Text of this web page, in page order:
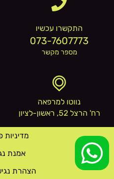
התקשרו עכשיו
073-7607773
מספר מקשר
נווטו למרפאה
רח' הרצל 52, ראשון-לציון
מדיניות
אמנת
הצהרת